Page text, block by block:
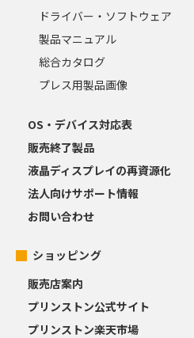
ドライバー・ソフトウェア
製品マニュアル
総合カタログ
プレス用製品画像
OS・デバイス対応表
販売終了製品
液晶ディスプレイの再資源化
法人向けサポート情報
お問い合わせ
ショッピング
販売店案内
プリンストン公式サイト
プリンストン楽天市場